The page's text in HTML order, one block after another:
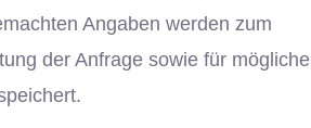
Angaben werden zum
der Anfrage sowie für mögliche